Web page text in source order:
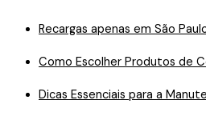
Recargas apenas em São
Como Escolher Produtos de
Dicas Essenciais para a